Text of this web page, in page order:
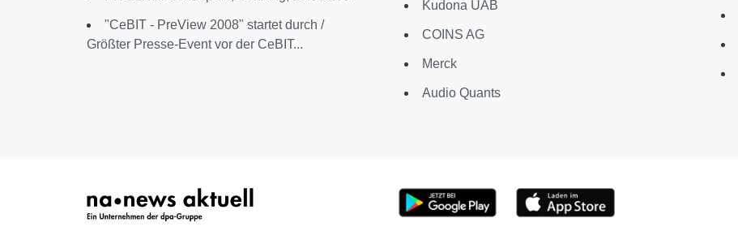
"CeBIT - PreView 2008" startet durch /
Größter Presse-Event vor der CeBIT...
Kudona UAB
COINS AG
Merck
Audio Quants